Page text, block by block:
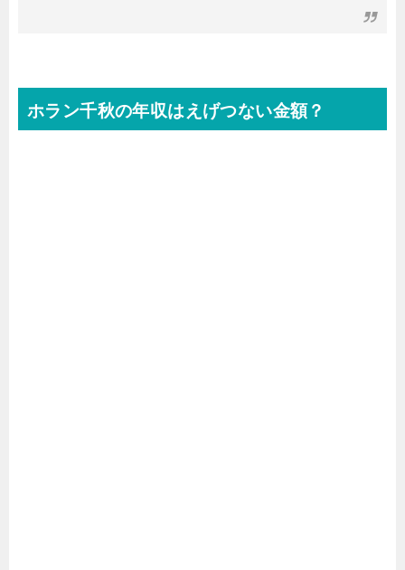
ホラン千秋の年収はえげつない金額？